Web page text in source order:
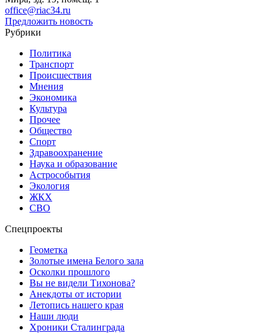
office@riac34.ru
Предложить новость
Рубрики
Политика
Транспорт
Происшествия
Мнения
Экономика
Культура
Прочее
Общество
Спорт
Здравоохранение
Наука и образование
Астрособытия
Экология
ЖКХ
СВО
Спецпроекты
Геометка
Золотые имена Белого зала
Осколки прошлого
Вы не видели Тихонова?
Анекдоты от истории
Летопись нашего края
Наши люди
Хроники Сталинграда